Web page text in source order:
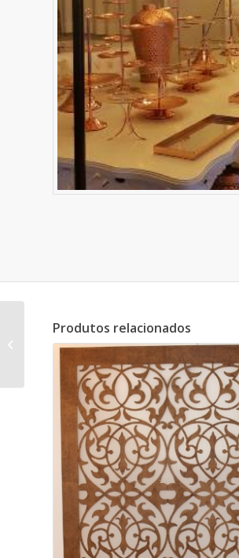
Produtos relacionados
Banco de Madeira
para Cerimônia